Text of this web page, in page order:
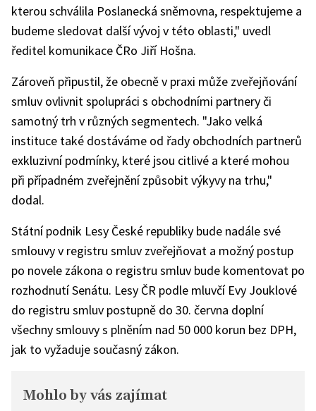
kterou schválila Poslanecká sněmovna, respektujeme a
budeme sledovat další vývoj v této oblasti," uvedl
ředitel komunikace ČRo Jiří Hošna.
Zároveň připustil, že obecně v praxi může zveřejňování
smluv ovlivnit spolupráci s obchodními partnery či
samotný trh v různých segmentech. "Jako velká
instituce také dostáváme od řady obchodních partnerů
exkluzivní podmínky, které jsou citlivé a které mohou
při případném zveřejnění způsobit výkyvy na trhu,"
dodal.
Státní podnik Lesy České republiky bude nadále své
smlouvy v registru smluv zveřejňovat a možný postup
po novele zákona o registru smluv bude komentovat po
rozhodnutí Senátu. Lesy ČR podle mluvčí Evy Jouklové
do registru smluv postupně do 30. června doplní
všechny smlouvy s plněním nad 50 000 korun bez DPH,
jak to vyžaduje současný zákon.
Mohlo by vás zajímat